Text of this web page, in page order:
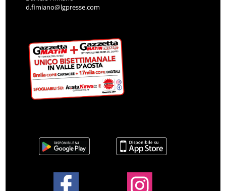
d.fimiano@lgpresse.com